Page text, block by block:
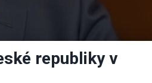
republiky v